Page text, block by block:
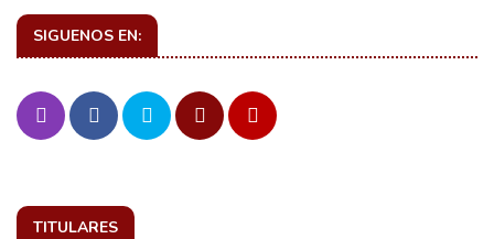
SIGUENOS EN:
TITULARES